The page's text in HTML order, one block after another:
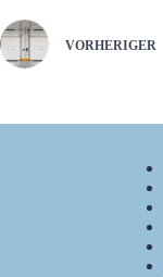
VORHERIGER